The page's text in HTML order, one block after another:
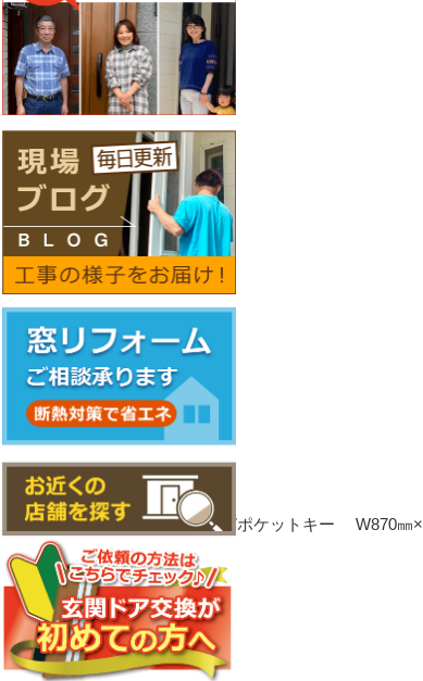
ブラック 　スマコン AC100Vポケットキー 　W870㎜